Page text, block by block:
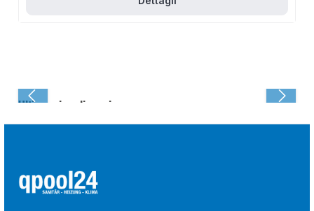
Ultima visualizzazione: